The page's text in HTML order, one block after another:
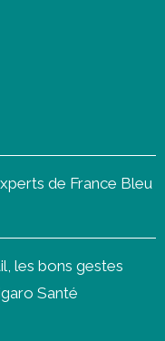
de France Bleu
les bons gestes
Santé